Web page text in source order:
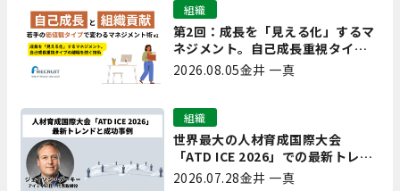
第2回：成長を「見える化」するマ
ネジメント。自己成長重視タイプ
の離職を防ぐ技術
組織
2026.08.05金井 一真
世界最大の人材育成国際大会
「ATD ICE 2026」での最新トレン
ドと成功事例｜「重要で実用的
組織
2026.07.28金井 一真